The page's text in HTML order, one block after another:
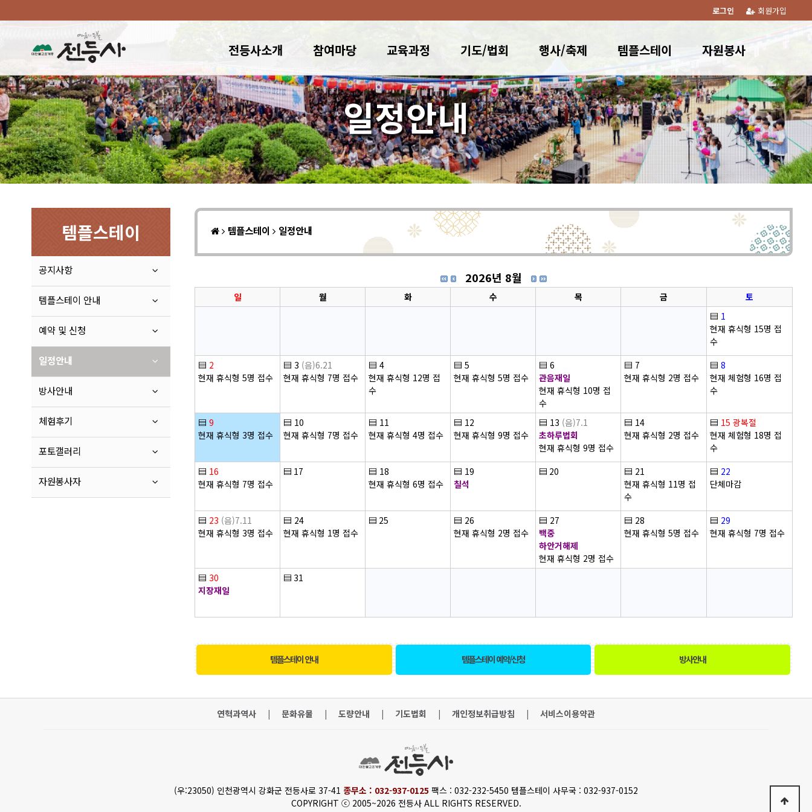
회원가입
로그인
전등사소개 참여마당 교육과정 기도/법회 행사/축제 템플스테이 자원봉사
일정안내
템플스테이
공지사항
템플스테이 안내
예약 및 신청
일정안내
방사안내
체험후기
포토갤러리
자원봉사자
템플스테이 일정안내
2026년 8월
일 월 화 수 목 금
토
▤ 1
현재 휴식형 15명 접
수
▤ 2
현재 휴식형 5명 접수
▤ 3 (음)6.21
현재 휴식형 7명 접수
▤ 4
현재 휴식형 12명 접
수
▤ 5
현재 휴식형 5명 접수
▤ 6
관음재일
현재 휴식형 10명 접
수
▤ 7
현재 휴식형 2명 접수
▤ 8
현재 체험형 16명 접
수
▤ 9
현재 휴식형 3명 접수
▤ 10
현재 휴식형 7명 접수
▤ 11
현재 휴식형 4명 접수
▤ 12
현재 휴식형 9명 접수
▤ 13 (음)7.1
초하루법회
현재 휴식형 9명 접수
▤ 14
현재 휴식형 2명 접수
▤ 15 광복절
현재 체험형 18명 접
수
▤ 16
현재 휴식형 7명 접수
▤ 17 ▤ 18
현재 휴식형 6명 접수
▤ 19
칠석
▤ 20 ▤ 21
현재 휴식형 11명 접
수
▤ 22
단체마감
▤ 23 (음)7.11
현재 휴식형 3명 접수
▤ 24
현재 휴식형 1명 접수
▤ 25 ▤ 26
현재 휴식형 2명 접수
▤ 27
백중
하안거해제
현재 휴식형 2명 접수
▤ 28
현재 휴식형 5명 접수
▤ 29
현재 휴식형 7명 접수
▤ 30
지장재일
▤ 31
템플스테이 안내 템플스테이 예약/신청 방사안내
연혁과역사 | 문화유물 | 도량안내 | 기도법회 | 개인정보취급방침 | 서비스이용약관
(우:23050) 인천광역시 강화군 전등사로 37-41 종무소 : 032-937-0125 팩스 : 032-232-5450 템플스테이 사무국 : 032-937-0152
COPYRIGHT ⓒ 2005~2026 전등사 ALL RIGHTS RESERVED.